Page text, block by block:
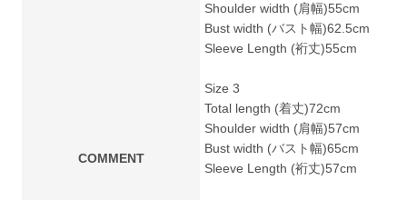
COMMENT
Shoulder width (肩幅)55cm
Bust width (バスト幅)62.5cm
Sleeve Length (裄丈)55cm
Size 3
Total length (着丈)72cm
Shoulder width (肩幅)57cm
Bust width (バスト幅)65cm
Sleeve Length (裄丈)57cm